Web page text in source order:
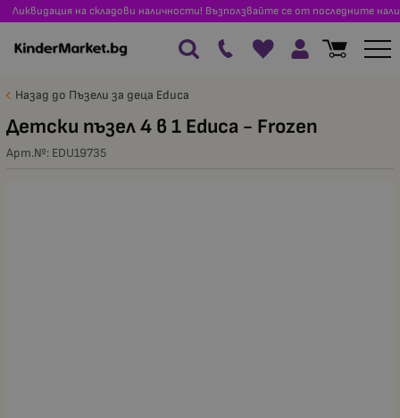
Ликвидация на складови наличности! Възползвайте се от последните
Назад до Пъзели за деца Educa
Детски пъзел 4 в 1 Educa - Frozen
Арт.№: EDU19735